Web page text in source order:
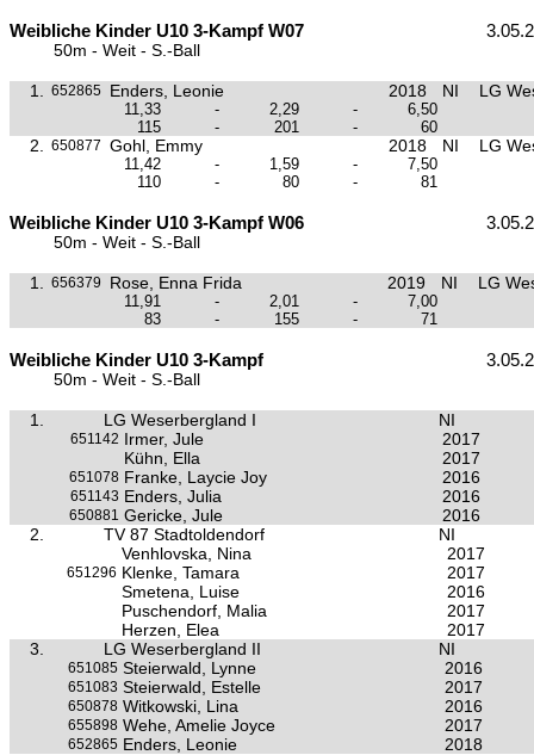
Weibliche Kinder U10 3-Kampf W07
50m - Weit - S.-Ball
1. 652865 Enders, Leonie 2018 NI LG
11,33 - 2,29 -
6,50
115
- 201 - 60
2. 650877 Gohl, Emmy 2018 NI LG
11,42 - 1,59 -
7,50
110
- 80 - 81
Weibliche Kinder U10 3-Kampf W06
50m - Weit - S.-Ball
1. 656379 Rose, Enna Frida 2019 NI LG
11,91 - 2,01 -
7,00
83
- 155 - 71
Weibliche Kinder U10 3-Kampf
50m - Weit - S.-Ball
1. LG Weserbergland I NI
651142 Irmer, Jule
2017
Kühn, Ella
2017
651078 Franke, Laycie Joy 2016
651143 Enders, Julia 2016
650881 Gericke, Jule
2016
2.
TV 87 Stadtoldendorf
NI
Venhlovska, Nina
2017
651296 Klenke, Tamara
2017
Smetena, Luise
2016
Puschendorf, Malia
2017
Herzen, Elea
2017
3.
LG Weserbergland II NI
651085 Steierwald, Lynne 2016
651083 Steierwald, Estelle 2017
650878 Witkowski, Lina 2016
655898 Wehe, Amelie Joyce 2017
652865 Enders, Leonie 2018